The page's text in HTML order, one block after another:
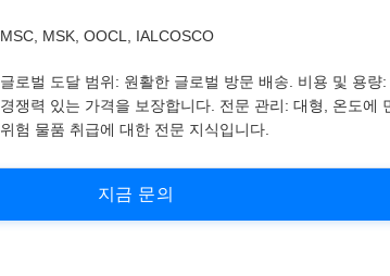
MSC, MSK, OOCL, IALCOSCO
글로벌 도달 범위: 원활한 글로벌 방문 배송. 비용 및 용량
경쟁력 있는 가격을 보장합니다. 전문 관리: 대형, 온도에
위험 물품 취급에 대한 전문 지식입니다.
지 금 문의